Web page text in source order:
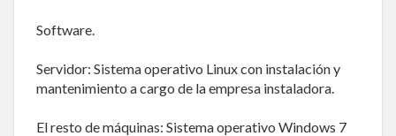
Software.
Servidor: Sistema operativo Linux con instalación y
mantenimiento a cargo de la empresa instaladora.
El resto de máquinas: Sistema operativo Windows 7